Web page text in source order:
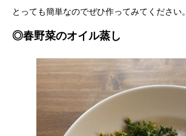
とっても簡単なのでぜひ作ってみてください。
◎春野菜のオイル蒸し